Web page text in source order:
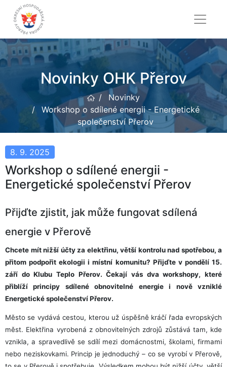
Novinky OHK Přerov
Novinky
Workshop o sdílené energii - Energetické
společenství Přerov
8. 9. 2025
Workshop o sdílené energii -
Energetické společenství Přerov
Přijďte zjistit, jak může fungovat sdílená
energie v Přerově
Chcete mít nižší účty za elektřinu, větší kontrolu nad spotřebou, a
přitom podpořit ekologii i místní komunitu? Přijďte v pondělí 15.
září do Klubu Teplo Přerov. Čekají vás dva workshopy, které
přiblíží principy sdílené obnovitelné energie i nově vzniklé
Energetické společenství Přerov.
Město se vydává cestou, kterou už úspěšně kráčí řada evropských
měst. Elektřina vyrobená z obnovitelných zdrojů zůstává tam, kde
vznikla, a spravedlivě se sdílí mezi domácnostmi, školami, firmami
nebo neziskovkami. Princip je jednoduchý – co se vyrobí v Přerově,